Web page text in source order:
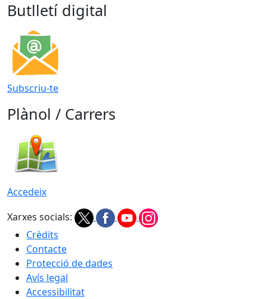
Butlletí digital
Subscriu-te
Plànol / Carrers
Accedeix
Xarxes socials:
Crèdits
Contacte
Protecció de dades
Avís legal
Accessibilitat